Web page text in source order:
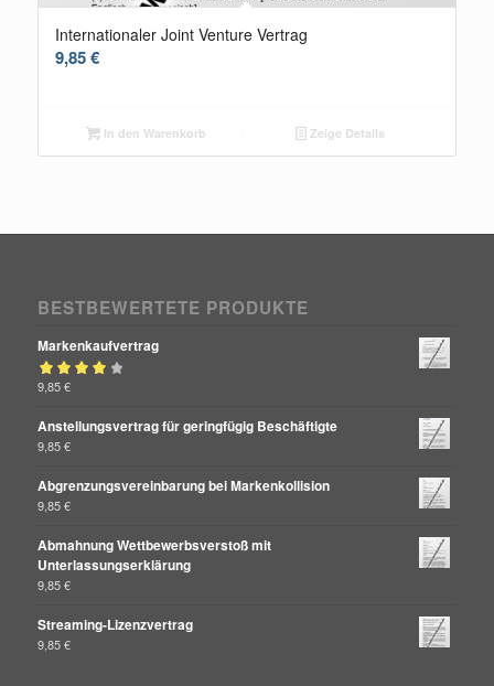
Internationaler Joint Venture Vertrag
9,85€
In den Warenkorb Zeige Details
BESTBEWERTETE PRODUKTE
Markenkaufvertrag
Bewertet mit
9,85€
Anstellungsvertrag für geringfügig Beschäftigte
9,85€
Abgrenzungsvereinbarung bei Markenkollision
9,85€
Abmahnung Wettbewerbsverstoß mit
Unterlassungserklärung
9,85€
Streaming-Lizenzvertrag
9,85€